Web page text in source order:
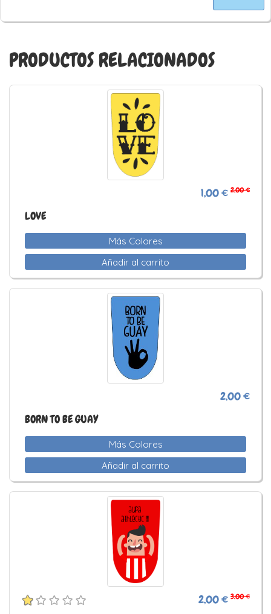
PRODUCTOS RELACIONADOS
1,00 € 2,00 €
LOVE
Más Colores
Añadir al carrito
2,00 €
BORN TO BE GUAY
Más Colores
Añadir al carrito
2,00 € 3,00 €